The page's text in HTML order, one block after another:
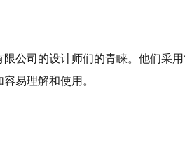
公司的设计师们的青睐。他们采
易理解和使用。